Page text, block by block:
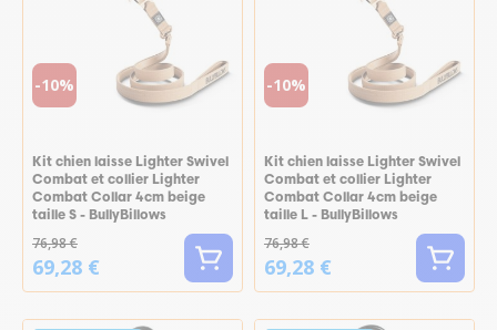
-10%
Kit chien laisse Lighter Swivel
Combat et collier Lighter
Combat Collar 4cm beige
taille S - BullyBillows
76,98 €
69,28 €
-10%
Kit chien laisse Lighter Swivel
Combat et collier Lighter
Combat Collar 4cm beige
taille L - BullyBillows
76,98 €
69,28 €